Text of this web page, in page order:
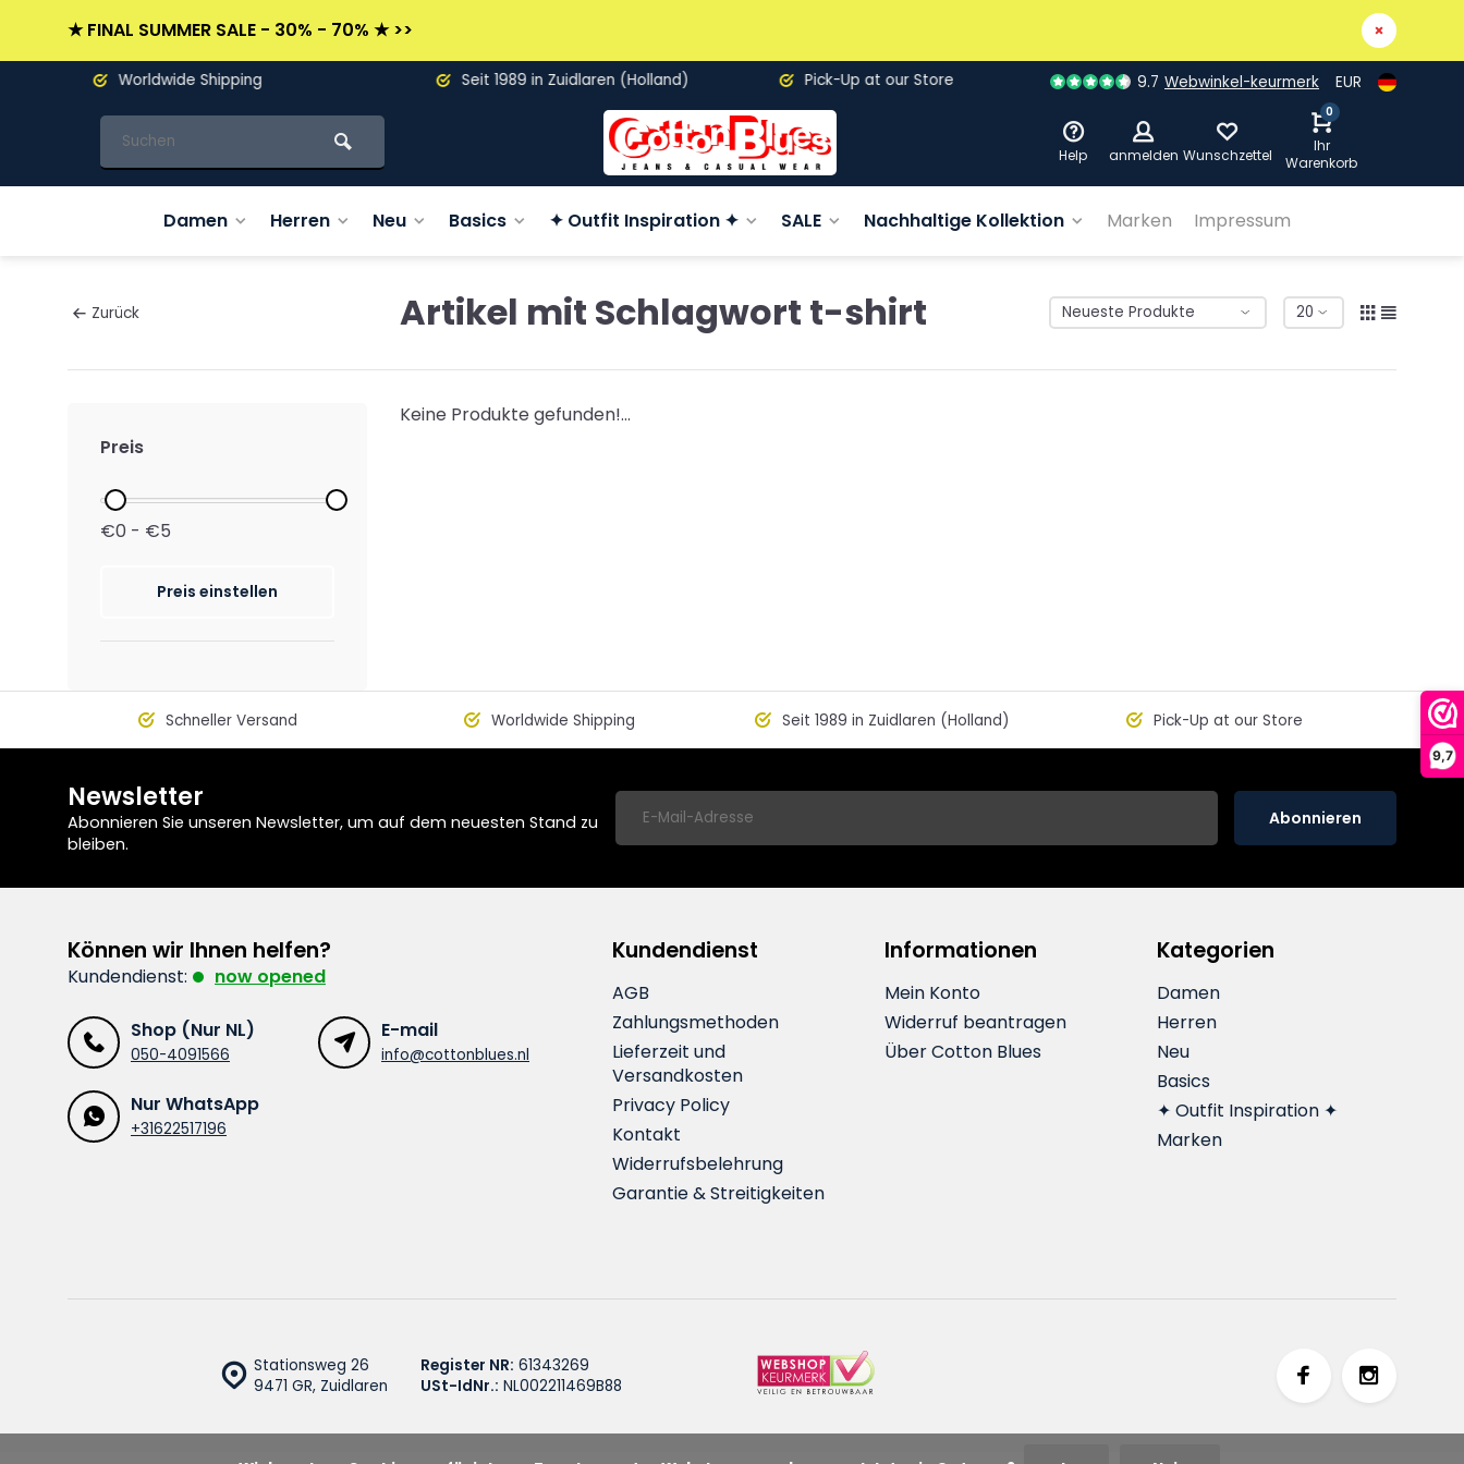
9,7
★ FINAL SUMMER SALE - 30% - 70% ★ >>
Worldwide Shipping Seit 1989 in Zuidlaren (Holland) Pick-Up at our Store 9.7 Webwinkel-keurmerk EUR
Help anmelden Wunschzettel
0
Ihr
Warenkorb
Damen Herren Neu Basics ✦ Outfit Inspiration ✦ SALE Nachhaltige Kollektion Marken Impressum
Zurück Artikel mit Schlagwort t-shirt
Preis
€0 - €5
Preis einstellen
Keine Produkte gefunden!...
Schneller Versand Worldwide Shipping Seit 1989 in Zuidlaren (Holland) Pick-Up at our Store
Newsletter
Abonnieren Sie unseren Newsletter, um auf dem neuesten Stand zu
bleiben.
Abonnieren
Können wir Ihnen helfen?
Kundendienst: now opened
Shop (Nur NL)
050-4091566
E-mail
info@cottonblues.nl
Nur WhatsApp
+31622517196
Kundendienst
AGB
Zahlungsmethoden
Lieferzeit und
Versandkosten
Privacy Policy
Kontakt
Widerrufsbelehrung
Garantie & Streitigkeiten
Informationen
Mein Konto
Widerruf beantragen
Über Cotton Blues
Kategorien
Damen
Herren
Neu
Basics
✦ Outfit Inspiration ✦
Marken
Stationsweg 26
9471 GR, Zuidlaren
Register NR: 61343269
USt-IdNr.: NL002211469B88